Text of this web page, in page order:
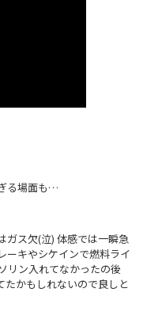
る場面も…
ガス欠(泣) 体感では一瞬急
ーキやシケインで燃料ライ
リン入れてなかったの後
かもしれないので良しと